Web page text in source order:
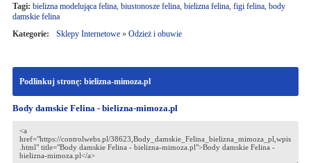
Tagi: bielizna modelująca felina, biustonosze felina, bielizna felina, figi felina, body
damskie felina
Kategorie:
Sklepy Internetowe» Odzież i obuwie
Podlinkuj stronę: bielizna-mimoza.pl
Body damskie Felina - bielizna-mimoza.pl